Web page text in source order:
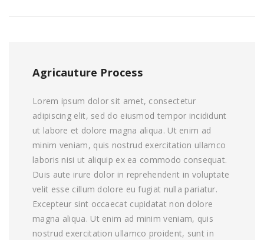
Agricauture Process
Lorem ipsum dolor sit amet, consectetur
adipiscing elit, sed do eiusmod tempor incididunt
ut labore et dolore magna aliqua. Ut enim ad
minim veniam, quis nostrud exercitation ullamco
laboris nisi ut aliquip ex ea commodo consequat.
Duis aute irure dolor in reprehenderit in voluptate
velit esse cillum dolore eu fugiat nulla pariatur.
Excepteur sint occaecat cupidatat non dolore
magna aliqua. Ut enim ad minim veniam, quis
nostrud exercitation ullamco proident, sunt in